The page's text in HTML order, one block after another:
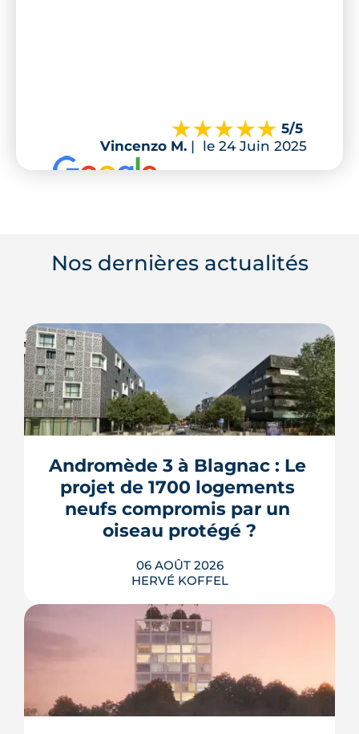
5/5
Vincenzo M. | le 24 Juin 2025
Nos dernières actualités
Andromède 3 à Blagnac : Le
projet de 1700 logements
neufs compromis par un
oiseau protégé ?
06 AOÛT 2026
HERVÉ KOFFEL
La troisième et dernière phase de
l'écoquartier Andromède doit livrer
près de 1 700 logements à partir de